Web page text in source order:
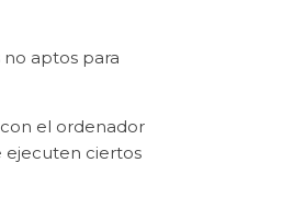
aptos para
el ordenador
ejecuten ciertos